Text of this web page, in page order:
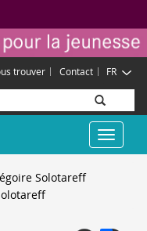
FR
trouver Contact
Toggle
Solotareff